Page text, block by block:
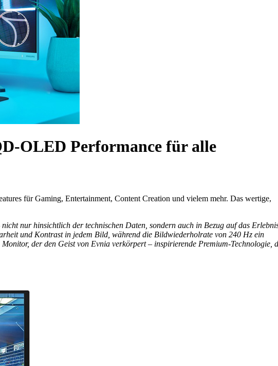
OLED Performance für alle
für Gaming, Entertainment, Content Creation und vielem mehr. Das wertige,
nur hinsichtlich der technischen Daten, sondern auch in Bezug auf das
und Kontrast in jedem Bild, während die Bildwiederholrate von 240 Hz ein
der den Geist von Evnia verkörpert – inspirierende Premium-Technologie,